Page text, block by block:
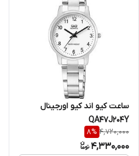
ساعت کیو اند کیو اورجینال
QA47J204Y
4,720,000
8%
4,330,000